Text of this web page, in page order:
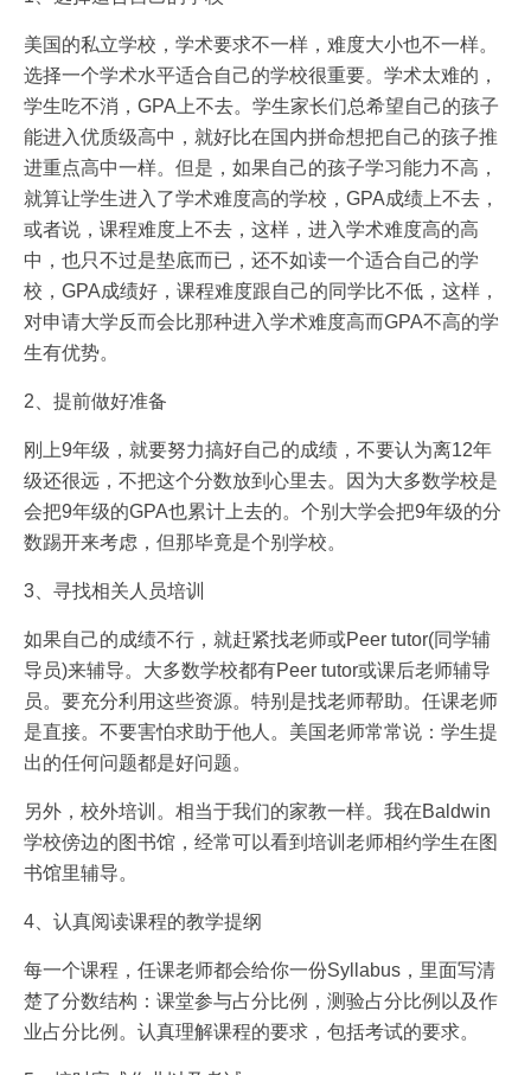
美国的私立学校，学术要求不一样，难度大小也不一样。
选择一个学术水平适合自己的学校很重要。学术太难的，
学生吃不消，GPA上不去。学生家长们总希望自己的孩子
能进入优质级高中，就好比在国内拼命想把自己的孩子推
进重点高中一样。但是，如果自己的孩子学习能力不高，
就算让学生进入了学术难度高的学校，GPA成绩上不去，
或者说，课程难度上不去，这样，进入学术难度高的高
中，也只不过是垫底而已，还不如读一个适合自己的学
校，GPA成绩好，课程难度跟自己的同学比不低，这样，
对申请大学反而会比那种进入学术难度高而GPA不高的学
生有优势。
2、提前做好准备
刚上9年级，就要努力搞好自己的成绩，不要认为离12年
级还很远，不把这个分数放到心里去。因为大多数学校是
会把9年级的GPA也累计上去的。个别大学会把9年级的分
数踢开来考虑，但那毕竟是个别学校。
3、寻找相关人员培训
如果自己的成绩不行，就赶紧找老师或Peer tutor(同学辅
导员)来辅导。大多数学校都有Peer tutor或课后老师辅导
员。要充分利用这些资源。特别是找老师帮助。任课老师
是直接。不要害怕求助于他人。美国老师常常说：学生提
出的任何问题都是好问题。
另外，校外培训。相当于我们的家教一样。我在Baldwin
学校傍边的图书馆，经常可以看到培训老师相约学生在图
书馆里辅导。
4、认真阅读课程的教学提纲
每一个课程，任课老师都会给你一份Syllabus，里面写清
楚了分数结构：课堂参与占分比例，测验占分比例以及作
业占分比例。认真理解课程的要求，包括考试的要求。